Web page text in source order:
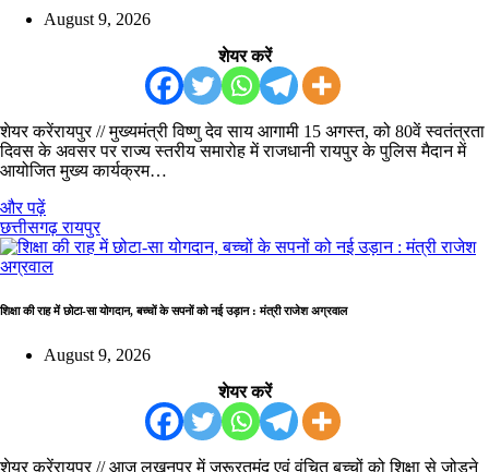
August 9, 2026
शेयर करें
शेयर करेंरायपुर // मुख्यमंत्री विष्णु देव साय आगामी 15 अगस्त, को 80वें स्वतंत्रता
दिवस के अवसर पर राज्य स्तरीय समारोह में राजधानी रायपुर के पुलिस मैदान में
आयोजित मुख्य कार्यक्रम…
और पढ़ें
छत्तीसगढ़रायपुर
शिक्षा की राह में छोटा-सा योगदान, बच्चों के सपनों को नई उड़ान : मंत्री राजेश अग्रवाल
August 9, 2026
शेयर करें
शेयर करेंरायपुर // आज लखनपुर में जरूरतमंद एवं वंचित बच्चों को शिक्षा से जोड़ने